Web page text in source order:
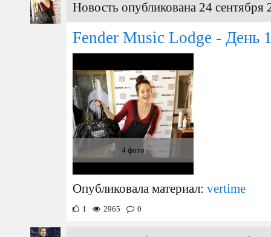
Новость опубликована 24 сентября
Fender Music Lodge - День
4 фото
Опубликовала материал: vertime
1 2965 0